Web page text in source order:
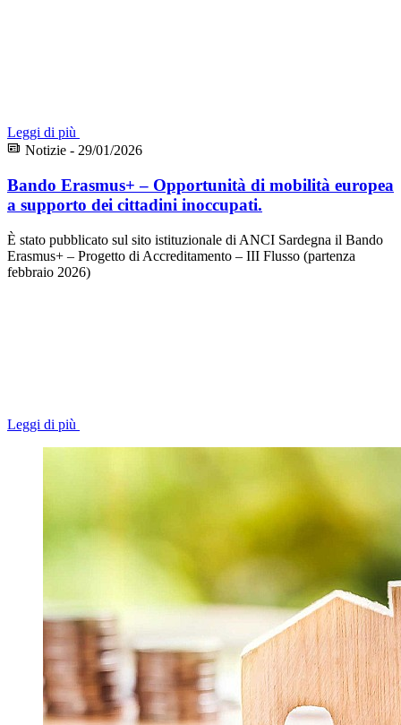
Leggi di più
Notizie - 29/01/2026
Bando Erasmus+ – Opportunità di mobilità europea
a supporto dei cittadini inoccupati.
È stato pubblicato sul sito istituzionale di ANCI Sardegna il Bando
Erasmus+ – Progetto di Accreditamento – III Flusso (partenza
febbraio 2026)
Leggi di più